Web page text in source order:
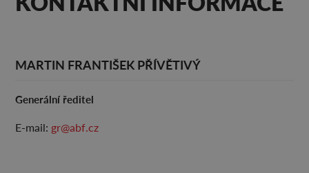
MARTIN FRANTIŠEK PŘÍVĚTIVÝ
Generální ředitel
E-mail: gr@abf.cz